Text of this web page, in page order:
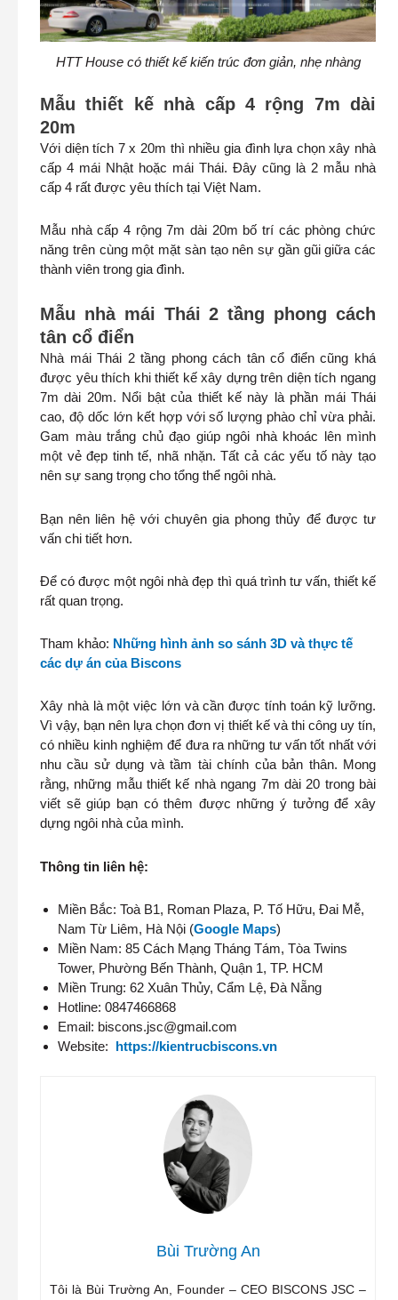
HTT House có thiết kế kiến trúc đơn giản, nhẹ nhàng
Mẫu thiết kế nhà cấp 4 rộng 7m dài
20m
Với diện tích 7 x 20m thì nhiều gia đình lựa chọn xây nhà
cấp 4 mái Nhật hoặc mái Thái. Đây cũng là 2 mẫu nhà
cấp 4 rất được yêu thích tại Việt Nam.
Mẫu nhà cấp 4 rộng 7m dài 20m bố trí các phòng chức
năng trên cùng một mặt sàn tạo nên sự gần gũi giữa các
thành viên trong gia đình.
Mẫu nhà mái Thái 2 tầng phong cách
tân cổ điển
Nhà mái Thái 2 tầng phong cách tân cổ điển cũng khá
được yêu thích khi thiết kế xây dựng trên diện tích ngang
7m dài 20m. Nổi bật của thiết kế này là phần mái Thái
cao, độ dốc lớn kết hợp với số lượng phào chỉ vừa phải.
Gam màu trắng chủ đạo giúp ngôi nhà khoác lên mình
một vẻ đẹp tinh tế, nhã nhặn. Tất cả các yếu tố này tạo
nên sự sang trọng cho tổng thể ngôi nhà.
Bạn nên liên hệ với chuyên gia phong thủy để được tư
vấn chi tiết hơn.
Để có được một ngôi nhà đẹp thì quá trình tư vấn, thiết kế
rất quan trọng.
Tham khảo: Những hình ảnh so sánh 3D và thực tế
các dự án của Biscons
Xây nhà là một việc lớn và cần được tính toán kỹ lưỡng.
Vì vậy, bạn nên lựa chọn đơn vị thiết kế và thi công uy tín,
có nhiều kinh nghiệm để đưa ra những tư vấn tốt nhất với
nhu cầu sử dụng và tầm tài chính của bản thân. Mong
rằng, những mẫu thiết kế nhà ngang 7m dài 20 trong bài
viết sẽ giúp bạn có thêm được những ý tưởng để xây
dựng ngôi nhà của mình.
Thông tin liên hệ:
Miền Bắc: Toà B1, Roman Plaza, P. Tố Hữu, Đai Mễ,
Nam Từ Liêm, Hà Nội (Google Maps)
Miền Nam: 85 Cách Mạng Tháng Tám, Tòa Twins
Tower, Phường Bến Thành, Quận 1, TP. HCM
Miền Trung: 62 Xuân Thủy, Cẩm Lệ, Đà Nẵng
Hotline: 0847466868
Email: biscons.jsc@gmail.com
Website: https://kientrucbiscons.vn
Bùi Trường An
Tôi là Bùi Trường An, Founder – CEO BISCONS JSC –